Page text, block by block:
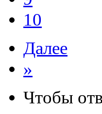
10
Далее
»
Чтобы